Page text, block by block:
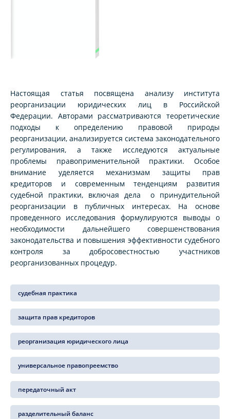
Настоящая статья посвящена анализу института
реорганизации юридических лиц в Российской
Федерации. Авторами рассматриваются теоретические
подходы к определению правовой природы
реорганизации, анализируется система законодательного
регулирования, а также исследуются актуальные
проблемы правоприменительной практики. Особое
внимание уделяется механизмам защиты прав
кредиторов и современным тенденциям развития
судебной практики, включая дела о принудительной
реорганизации в публичных интересах. На основе
проведенного исследования формулируются выводы о
необходимости дальнейшего совершенствования
законодательства и повышения эффективности судебного
контроля за добросовестностью участников
реорганизованных процедур.
судебная практика
защита прав кредиторов
реорганизация юридического лица
универсальное правопреемство
передаточный акт
разделительный баланс